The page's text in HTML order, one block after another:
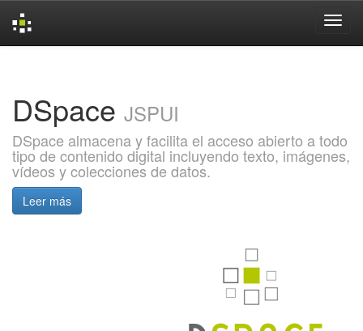
DSpace JSPUI
DSpace almacena y facilita el acceso abierto a todo
tipo de contenido digital incluyendo texto, imágenes,
vídeos y colecciones de datos.
Leer más